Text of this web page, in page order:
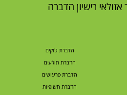
רישיון הדברה
הדברת ג'וקים
הדברת תולעים
הדברת פרעושים
הדברת חשופיות